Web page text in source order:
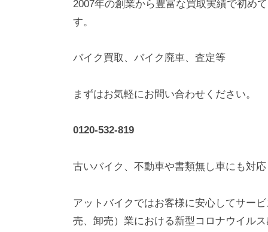
2007年の創業から豊富な買取実績で初め
す。
バイク買取、バイク廃車、査定等
まずはお気軽にお問い合わせください。
0120-532-819
古いバイク、不動車や書類無し車にも対
アットバイクではお客様に安心してサー
売、卸売）業における新型コロナウイル